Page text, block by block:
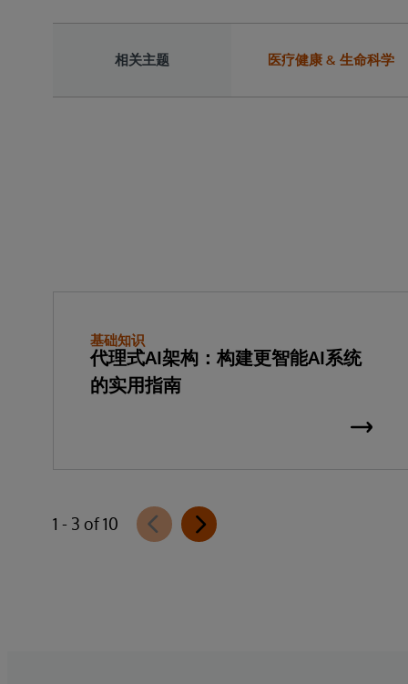
相关主题 医疗健康 & 生命科学
基础知识
代理式AI架构：构建更智能AI系统
的实用指南
1 - 3 of 10